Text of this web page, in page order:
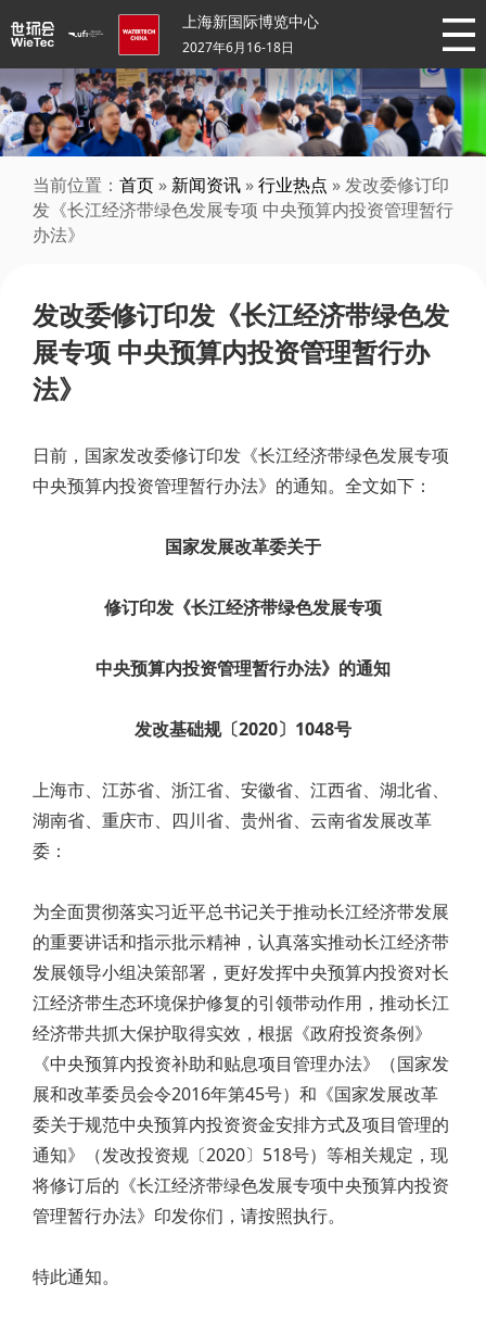
上海新国际博览中心
2027年6月16-18日
当前位置： 首页 » 新闻资讯 »行业热点 » 发改委修订印
发《长江经济带绿色发展专项 中央预算内投资管理暂行
办法》
发改委修订印发《长江经济带绿色发
展专项 中央预算内投资管理暂行办
法》
日前，国家发改委修订印发《长江经济带绿色发展专项
中央预算内投资管理暂行办法》的通知。全文如下：
国家发展改革委关于
修订印发《长江经济带绿色发展专项
中央预算内投资管理暂行办法》的通知
发改基础规〔2020〕1048号
上海市、江苏省、浙江省、安徽省、江西省、湖北省、
湖南省、重庆市、四川省、贵州省、云南省发展改革
委：
为全面贯彻落实习近平总书记关于推动长江经济带发展
的重要讲话和指示批示精神，认真落实推动长江经济带
发展领导小组决策部署，更好发挥中央预算内投资对长
江经济带生态环境保护修复的引领带动作用，推动长江
经济带共抓大保护取得实效，根据《政府投资条例》
《中央预算内投资补助和贴息项目管理办法》（国家发
展和改革委员会令2016年第45号）和《国家发展改革
委关于规范中央预算内投资资金安排方式及项目管理的
通知》（发改投资规〔2020〕518号）等相关规定，现
将修订后的《长江经济带绿色发展专项中央预算内投资
管理暂行办法》印发你们，请按照执行。
特此通知。